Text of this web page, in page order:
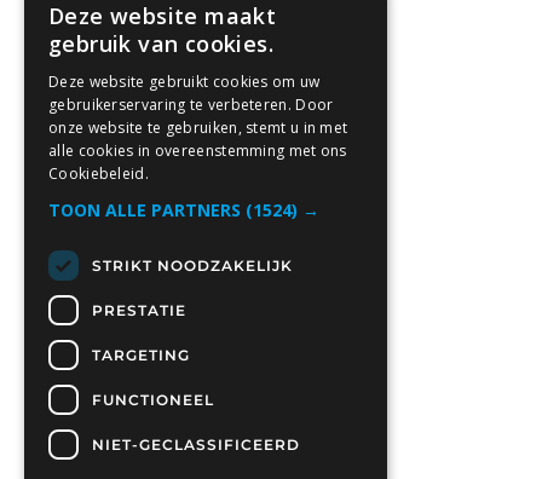
Deze website maakt
gebruik van cookies.
Deze website gebruikt cookies om uw
gebruikerservaring te verbeteren. Door
onze website te gebruiken, stemt u in met
alle cookies in overeenstemming met ons
Cookiebeleid.
TOON ALLE PARTNERS (1524) →
STRIKT NOODZAKELIJK
PRESTATIE
TARGETING
FUNCTIONEEL
NIET-GECLASSIFICEERD